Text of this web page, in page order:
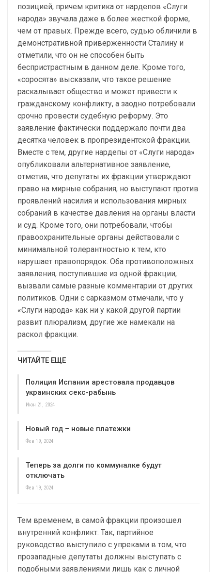
позицией, причем критика от нардепов «Слуги
народа» звучала даже в более жесткой форме,
чем от правых. Прежде всего, судью обличили в
демонстративной приверженности Сталину и
отметили, что он не способен быть
беспристрастным в данном деле. Кроме того,
«соросята» высказали, что такое решение
раскалывает общество и может привести к
гражданскому конфликту, а заодно потребовали
срочно провести судебную реформу. Это
заявление фактически поддержало почти два
десятка человек в пропрезидентской фракции.
Вместе с тем, другие нардепы от «Слуги народа»
опубликовали альтернативное заявление,
отметив, что депутаты их фракции утверждают
право на мирные собрания, но выступают против
проявлений насилия и использования мирных
собраний в качестве давления на органы власти
и суд. Кроме того, они потребовали, чтобы
правоохранительные органы действовали с
минимальной толерантностью к тем, кто
нарушает правопорядок. Оба противоположных
заявления, поступившие из одной фракции,
вызвали самые разные комментарии от других
политиков. Одни с сарказмом отмечали, что у
«Слуги народа» как ни у какой другой партии
развит плюрализм, другие же намекали на
раскол фракции.
ЧИТАЙТЕ ЕЩЕ
Полиция Испании арестовала продавцов
украинских секс-рабынь
Июн 21, 2024
Новый год – новые платежки
Фев 19, 2024
Теперь за долги по коммуналке будут
отключать
Фев 19, 2024
Тем временем, в самой фракции произошел
внутренний конфликт. Так, партийное
руководство выступило с упреками в том, что
прозападные депутаты должны выступать с
подобными заявлениями лишь как с личной